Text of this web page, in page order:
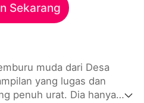
Sekarang
muda dari Desa
yang lugas dan
penuh urat. Dia hanya